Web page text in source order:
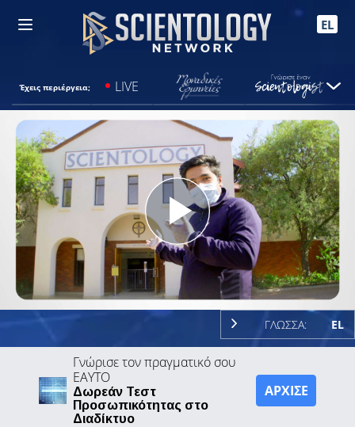
EL
Έχεις περιέργεια; LIVE
Play
Video
ΓΛΩΣΣΑ: EL
Γνώρισε τον πραγματικό σου
ΕΑΥΤΟ
Δωρεάν Τεστ
Προσωπικότητας στο
Διαδίκτυο
ΑΡΧΙΣΕ